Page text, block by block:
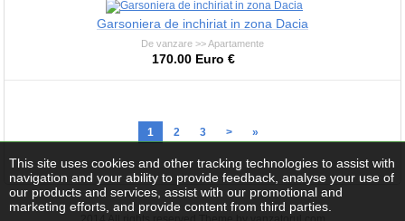
Garsoniera de inchiriat in zona Dacia
De vanzare >> Apartamente
170.00 Euro €
1 2 3 > »
This site uses cookies and other tracking technologies to assist with
navigation and your ability to provide feedback, analyse your use of
our products and services, assist with our promotional and
marketing efforts, and provide content from third parties.